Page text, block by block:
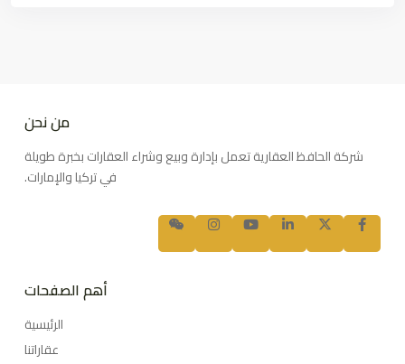
من نحن
شركة الحافظ العقارية تعمل بإدارة وبيع وشراء العقارات بخبرة طويلة
في تركيا والإمارات.
أهم الصفحات
الرئيسية
عقاراتنا